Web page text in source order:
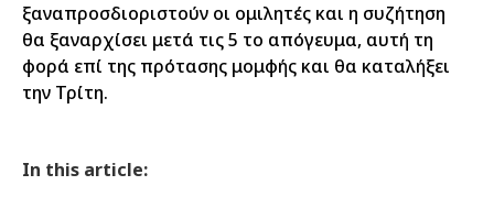
ξαναπροσδιοριστούν οι ομιλητές και η συζήτηση
θα ξαναρχίσει μετά τις 5 το απόγευμα, αυτή τη
φορά επί της πρότασης μομφής και θα καταλήξει
την Τρίτη.
In this article: